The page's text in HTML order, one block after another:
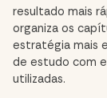
resultado mais
organiza os
estratégia mais
de estudo com
utilizadas.